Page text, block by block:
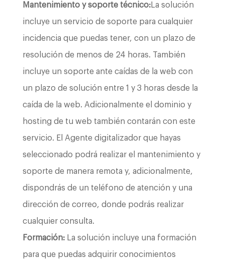
Mantenimiento y soporte técnico:La solución
incluye un servicio de soporte para cualquier
incidencia que puedas tener, con un plazo de
resolución de menos de 24 horas. También
incluye un soporte ante caídas de la web con
un plazo de solución entre 1 y 3 horas desde la
caída de la web. Adicionalmente el dominio y
hosting de tu web también contarán con este
servicio. El Agente digitalizador que hayas
seleccionado podrá realizar el mantenimiento y
soporte de manera remota y, adicionalmente,
dispondrás de un teléfono de atención y una
dirección de correo, donde podrás realizar
cualquier consulta.
Formación: La solución incluye una formación
para que puedas adquirir conocimientos